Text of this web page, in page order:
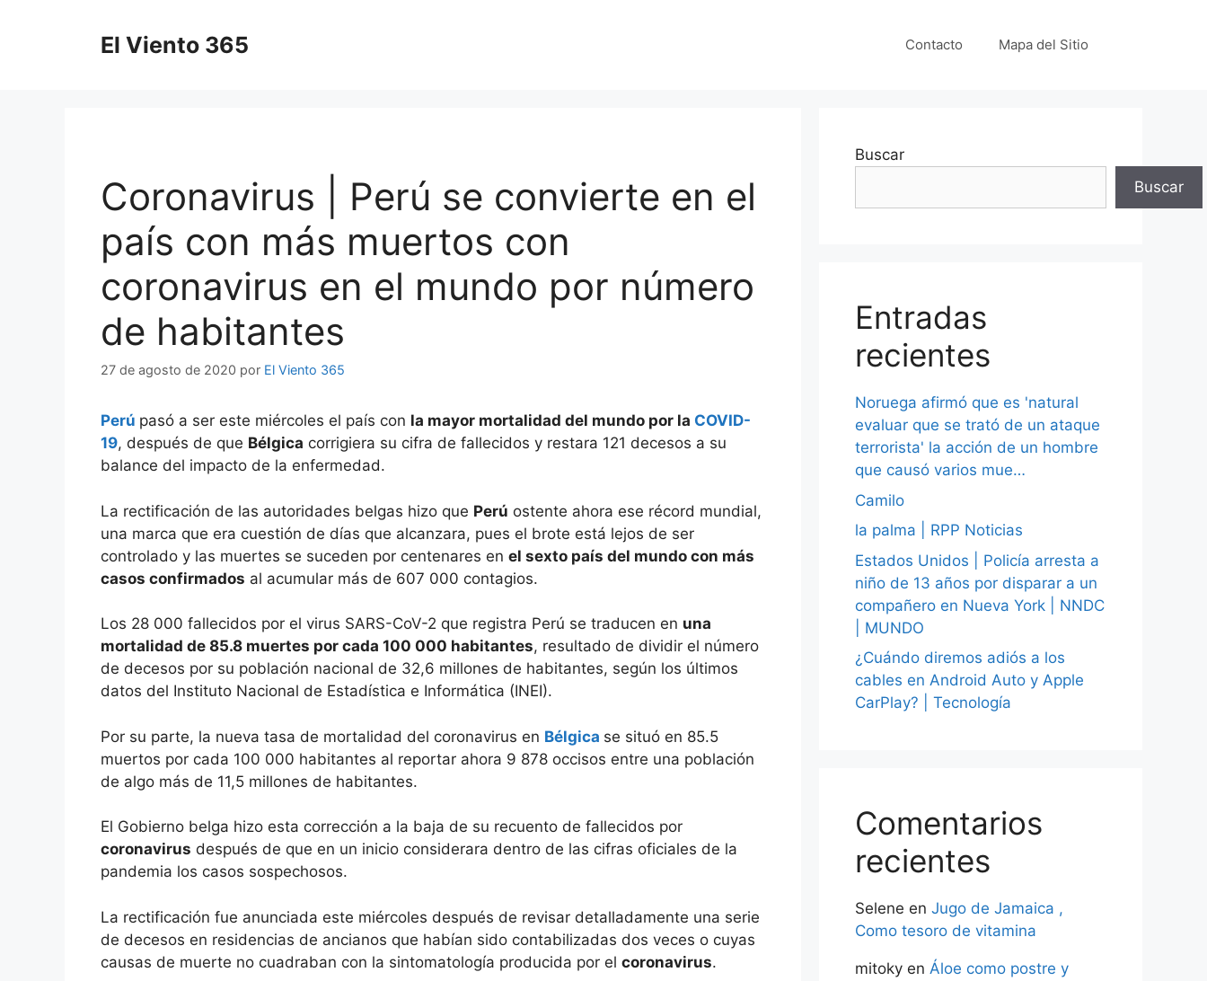
El Viento 365 Contacto Mapa del Sitio
Coronavirus | Perú se convierte en el
país con más muertos con
coronavirus en el mundo por número
de habitantes
27 de agosto de 2020 por El Viento 365
Perú pasó a ser este miércoles el país con la mayor mortalidad del mundo por la COVID-
19, después de que Bélgica corrigiera su cifra de fallecidos y restara 121 decesos a su
balance del impacto de la enfermedad.
La rectificación de las autoridades belgas hizo que Perú ostente ahora ese récord mundial,
una marca que era cuestión de días que alcanzara, pues el brote está lejos de ser
controlado y las muertes se suceden por centenares en el sexto país del mundo con más
casos confirmados al acumular más de 607 000 contagios.
Los 28 000 fallecidos por el virus SARS-CoV-2 que registra Perú se traducen en una
mortalidad de 85.8 muertes por cada 100 000 habitantes, resultado de dividir el número
de decesos por su población nacional de 32,6 millones de habitantes, según los últimos
datos del Instituto Nacional de Estadística e Informática (INEI).
Por su parte, la nueva tasa de mortalidad del coronavirus en Bélgica se situó en 85.5
muertos por cada 100 000 habitantes al reportar ahora 9 878 occisos entre una población
de algo más de 11,5 millones de habitantes.
El Gobierno belga hizo esta corrección a la baja de su recuento de fallecidos por
coronavirus después de que en un inicio considerara dentro de las cifras oficiales de la
pandemia los casos sospechosos.
La rectificación fue anunciada este miércoles después de revisar detalladamente una serie
de decesos en residencias de ancianos que habían sido contabilizadas dos veces o cuyas
causas de muerte no cuadraban con la sintomatología producida por el coronavirus.
Buscar
Buscar
Entradas
recientes
Noruega afirmó que es 'natural
evaluar que se trató de un ataque
terrorista' la acción de un hombre
que causó varios mue…
Camilo
la palma | RPP Noticias
Estados Unidos | Policía arresta a
niño de 13 años por disparar a un
compañero en Nueva York | NNDC
| MUNDO
¿Cuándo diremos adiós a los
cables en Android Auto y Apple
CarPlay? | Tecnología
Comentarios
recientes
Selene en Jugo de Jamaica ,
Como tesoro de vitamina
mitoky en Áloe como postre y